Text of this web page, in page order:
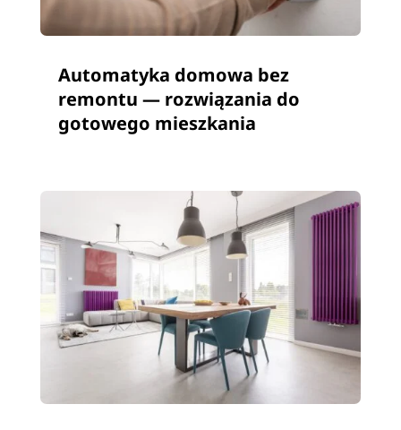
Automatyka domowa bez
remontu — rozwiązania do
gotowego mieszkania